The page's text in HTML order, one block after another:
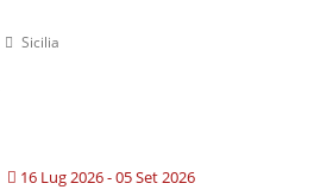
Sicilia
16 Lug 2026- 05 Set 2026